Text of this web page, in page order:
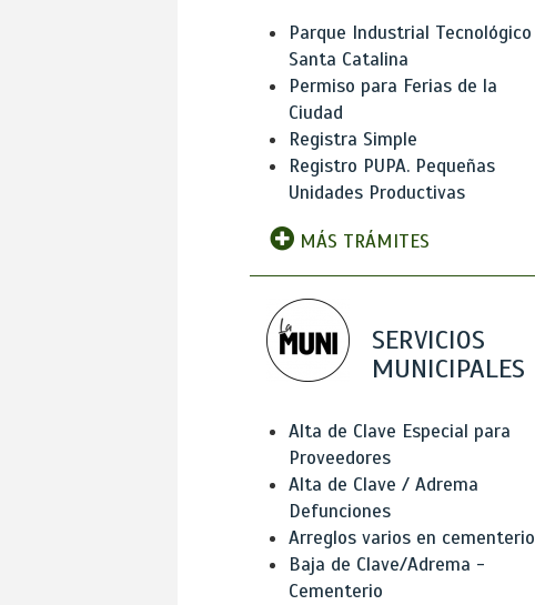
Parque Industrial Tecnológico
Santa Catalina
Permiso para Ferias de la
Ciudad
Registra Simple
Registro PUPA. Pequeñas
Unidades Productivas
MÁS TRÁMITES
SERVICIOS
MUNICIPALES
Alta de Clave Especial para
Proveedores
Alta de Clave / Adrema
Defunciones
Arreglos varios en cementerio
Baja de Clave/Adrema -
Cementerio